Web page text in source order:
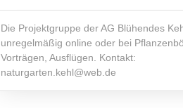
Die Projektgruppe der AG Blühendes
unregelmäßig online oder bei
Vorträgen, Ausflügen. Kontakt:
naturgarten.kehl@web.de